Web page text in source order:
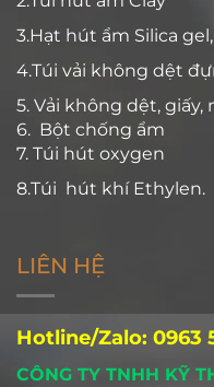
3.Hạt hút ẩm Silica
4.Túi vải không dệt
5. Vải không dệt, giấy,
6. Bột chống ẩm
7. Túi hút oxygen
8.Túi hút khí Ethylen.
LIÊN HỆ
Hotline/Zalo: 0963
CÔNG TY TNHH KỸ